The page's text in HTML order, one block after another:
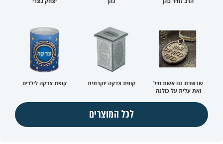
שרשרת ננו אשת חיל
ואת עלית על כולנה
קופת צדקה יוקרתית קופת צדקה לילדים
לכל המוצרים